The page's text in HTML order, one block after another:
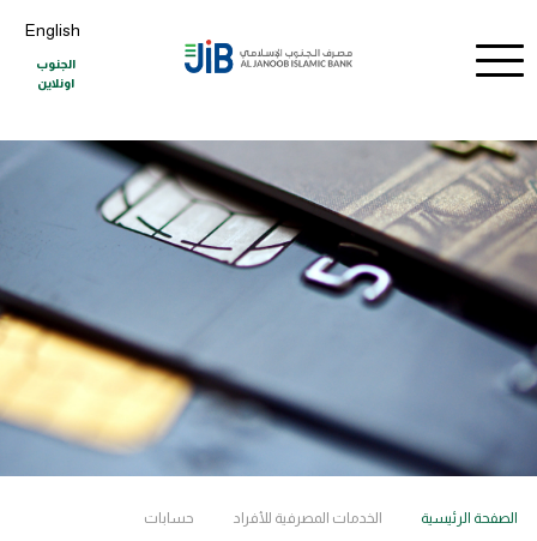
English
الجنوب
اونلاين
الصفحة الرئيسية الخدمات المصرفية للأفراد حسابات